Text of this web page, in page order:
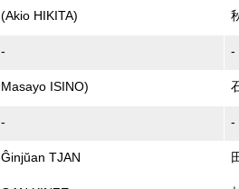
(Akio HIKITA)
- -
Masayo ISINO)
- -
Ĝinjŭan TJAN